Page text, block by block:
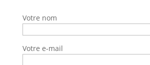
Votre nom
Votre e-mail